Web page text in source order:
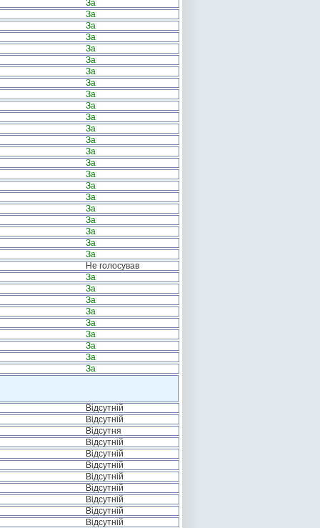
За
За
За
За
За
За
За
За
За
За
За
За
За
За
За
За
За
За
За
За
За
За
За
Не голосував
За
За
За
За
За
За
За
За
За
Відсутній
Відсутній
Відсутня
Відсутній
Відсутній
Відсутній
Відсутній
Відсутній
Відсутній
Відсутній
Відсутній